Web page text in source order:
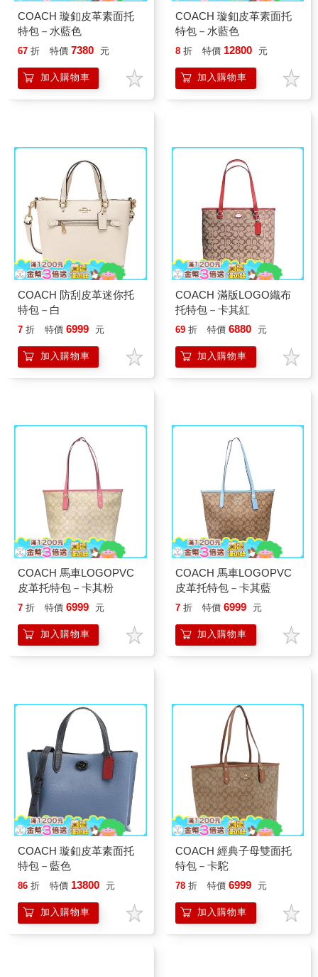
COACH 璇釦皮革素面托
特包－水藍色
67 折 特價 7380 元
加入購物車
COACH 璇釦皮革素面托
特包－水藍色
8 折 特價 12800 元
加入購物車
COACH 防刮皮革迷你托
特包－白
7 折 特價 6999 元
加入購物車
COACH 滿版LOGO織布
托特包－卡其紅
69 折 特價 6880 元
加入購物車
COACH 馬車LOGOPVC
皮革托特包－卡其粉
7 折 特價 6999 元
加入購物車
COACH 馬車LOGOPVC
皮革托特包－卡其藍
7 折 特價 6999 元
加入購物車
COACH 璇釦皮革素面托
特包－藍色
86 折 特價 13800 元
加入購物車
COACH 經典子母雙面托
特包－卡駝
78 折 特價 6999 元
加入購物車